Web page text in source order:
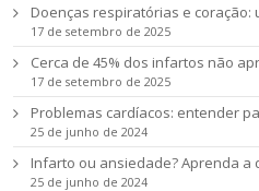
Doenças respiratórias e coração:
17 de setembro de 2025
Cerca de 45% dos infartos não
17 de setembro de 2025
Problemas cardíacos: entender
25 de junho de 2024
Infarto ou ansiedade? Aprenda a
25 de junho de 2024